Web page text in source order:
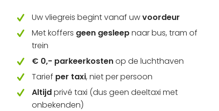
Uw vliegreis begint vanaf uwvoordeur
Met koffers geen gesleepnaar bus, tram of
trein
€ 0,- parkeerkostenop de luchthaven
Tarief per taxi, niet per persoon
Altijdprivé taxi (dus geen deeltaxi met
onbekenden)